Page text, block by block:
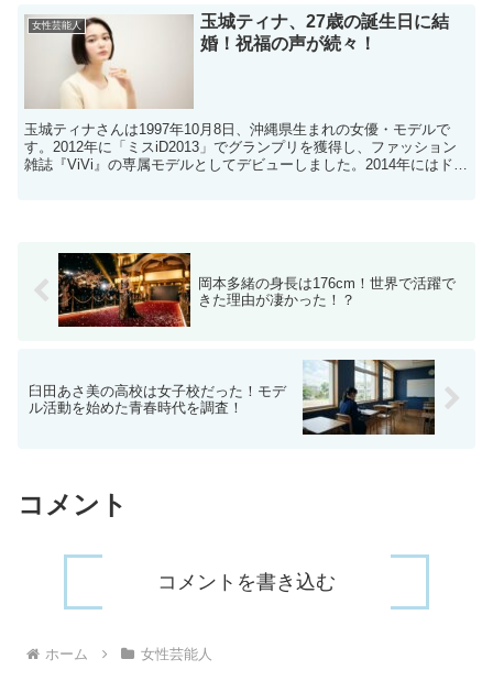
女性芸能人
玉城ティナ、27歳の誕生日に結
婚！祝福の声が続々！
玉城ティナさんは1997年10月8日、沖縄県生まれの女優・モデルで
す。2012年に「ミスiD2013」でグランプリを獲得し、ファッション
雑誌『ViVi』の専属モデルとしてデビューしました。2014年にはドラ
岡本多緒の身長は176cm！世界で活躍で
きた理由が凄かった！？
臼田あさ美の高校は女子校だった！モデ
ル活動を始めた青春時代を調査！
コメント
コメントを書き込む
ホーム 女性芸能人